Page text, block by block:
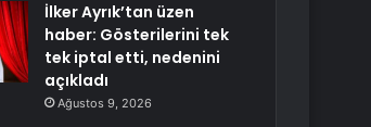
İlker Ayrık’tan üzen
haber: Gösterilerini tek
tek iptal etti, nedenini
açıkladı
Ağustos 9, 2026